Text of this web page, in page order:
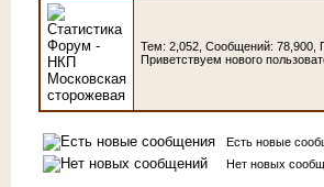
Тем: 2,052, Сообщений: 78,900,
Приветствуем нового
Есть новые
Нет новых